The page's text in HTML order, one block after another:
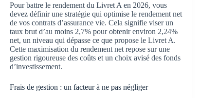
Pour battre le rendement du Livret A en 2026, vous
devez définir une stratégie qui optimise le rendement net
de vos contrats d’assurance vie. Cela signifie viser un
taux brut d’au moins 2,7% pour obtenir environ 2,24%
net, un niveau qui dépasse ce que propose le Livret A.
Cette maximisation du rendement net repose sur une
gestion rigoureuse des coûts et un choix avisé des fonds
d’investissement.
Frais de gestion : un facteur à ne pas négliger